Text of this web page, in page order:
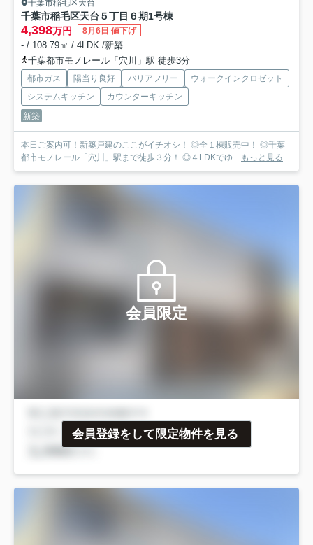
千葉市稲毛区天台
千葉市稲毛区天台５丁目６期1号棟
4,398万円 8月6日 値下げ
- / 108.79㎡ / 4LDK /新築
千葉都市モノレール「穴川」駅 徒歩3分
都市ガス 陽当り良好 バリアフリー
ウォークインクロゼット
システムキッチン
カウンターキッチン
新築
本日ご案内可！新築戸建のここがイチオシ！ ◎全１棟販売中！ ◎千葉
都市モノレール「穴川」駅まで徒歩３分！ ◎４LDKでゆ... もっと見る
会員限定
会員登録をして限定物件を見る